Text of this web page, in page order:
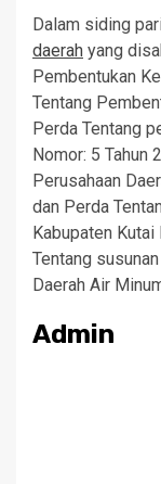
Dalam siding
daerah yang
Pembentukan
Tentang
Perda Tentang
Nomor: 5 Tahun
Perusahaan
dan Perda
Kabupaten
Tentang
Daerah Air
Admin